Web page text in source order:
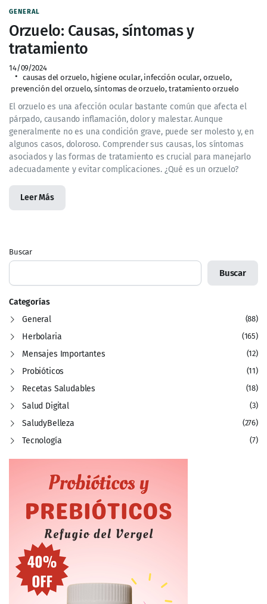
GENERAL
Orzuelo: Causas, síntomas y
tratamiento
14/09/2024
causas del orzuelo, higiene ocular, infección ocular, orzuelo,
prevención del orzuelo, síntomas de orzuelo, tratamiento orzuelo
El orzuelo es una afección ocular bastante común que afecta el
párpado, causando inflamación, dolor y malestar. Aunque
generalmente no es una condición grave, puede ser molesto y, en
algunos casos, doloroso. Comprender sus causas, los síntomas
asociados y las formas de tratamiento es crucial para manejarlo
adecuadamente y evitar complicaciones. ¿Qué es un orzuelo?
Leer Más
Buscar
Buscar
Categorías
General
(88)
Herbolaria (165)
Mensajes Importantes (12)
Probióticos (11)
Recetas Saludables (18)
Salud Digital (3)
SaludyBelleza (276)
Tecnología (7)